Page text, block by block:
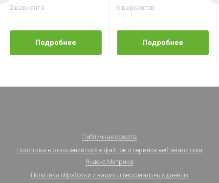
2 варианта
Подробнее
6 вариантов
Подробнее
Публичная оферта
Политика в отношении cookie-файлов и сервиса веб-аналитики
Яндекс.Метрика
Политика обработки и защиты персональных данных